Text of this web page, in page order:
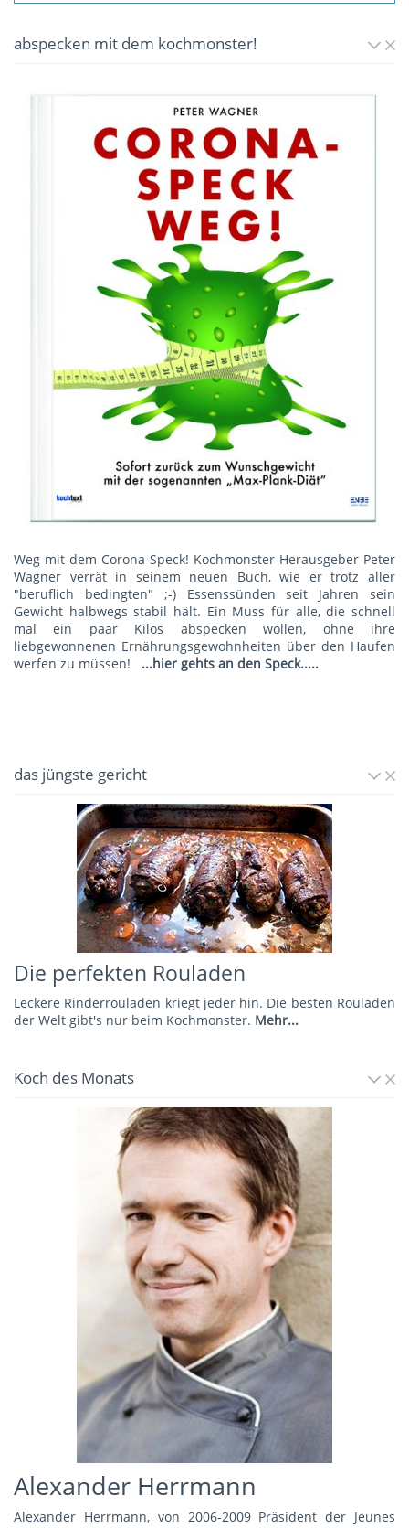
abspecken mit dem kochmonster!
Weg mit dem Corona-Speck! Kochmonster-Herausgeber Peter
Wagner verrät in seinem neuen Buch, wie er trotz aller
"beruflich bedingten" ;-) Essenssünden seit Jahren sein
Gewicht halbwegs stabil hält. Ein Muss für alle, die schnell
mal ein paar Kilos abspecken wollen, ohne ihre
liebgewonnenen Ernährungsgewohnheiten über den Haufen
werfen zu müssen!
...hier gehts an den Speck.....
das jüngste gericht
Die perfekten Rouladen
Leckere Rinderrouladen kriegt jeder hin. Die besten Rouladen
der Welt gibt's nur beim Kochmonster. Mehr...
Koch des Monats
Alexander Herrmann
Alexander Herrmann, von 2006-2009 Präsident der Jeunes